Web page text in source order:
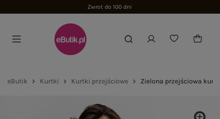
Zwrot do 100 dni
eButik Kurtki Kurtki przejściowe Zielona przejściowa